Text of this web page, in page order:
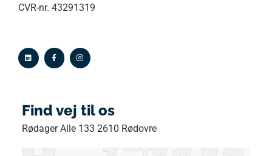
CVR-nr. 43291319
Find vej til os
Rødager Alle 133 2610 Rødovre